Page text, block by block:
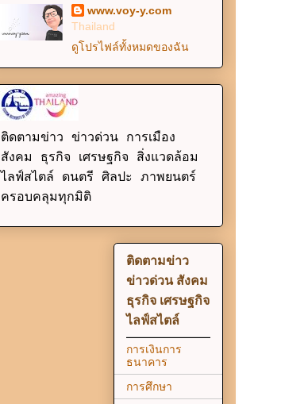
www.voy-y.com
Thailand
ดูโปรไฟล์ทั้งหมดของฉัน
ติดตามข่าว ข่าวด่วน การเมือง
สังคม ธุรกิจ เศรษฐกิจ สิ่งแวดล้อม
ไลฟ์สไตล์ ดนตรี ศิลปะ ภาพยนตร์
ครอบคลุมทุกมิติ
ติดตามข่าว
ข่าวด่วน สังคม
ธุรกิจ เศรษฐกิจ
ไลฟ์สไตล์
การเงินการ
ธนาคาร
การศึกษา